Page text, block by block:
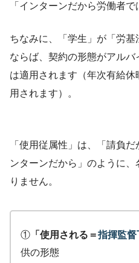
「インターンだから労働者
ちなみに、「学生」が「労
ならば、契約の形態がアル
は適用されます（年次有給
用されます）。
「使用従属性」は、「請負
ンターンだから」のように
りません。
① 「使用される＝指揮監督
供の形態